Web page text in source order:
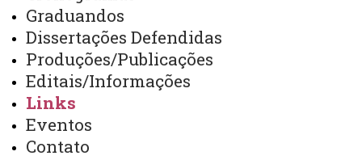
Arquivo Virtual
Graduandos
Dissertações Defendidas
Produções/Publicações
Editais/Informações
Links
Eventos
Contato
Links